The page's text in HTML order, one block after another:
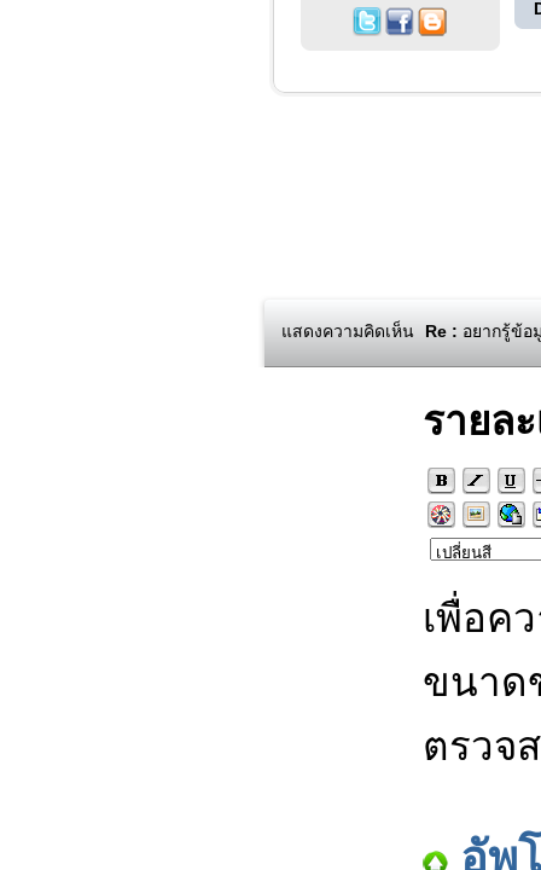
แสดงความคิดเห็น Re : อยากรู้ข้อ
รายล
เพื่อค
ขนาด
ตรวจ
อัพ